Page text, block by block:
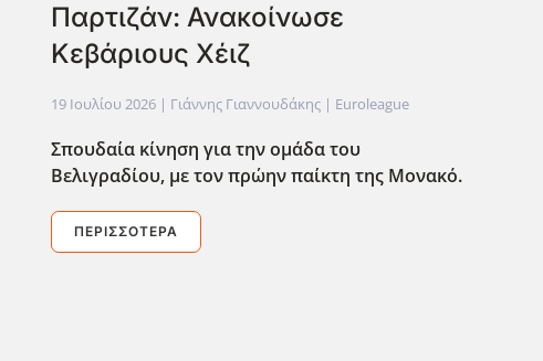
Παρτιζάν: Ανακοίνωσε
Κεβάριους Χέιζ
19 Ιουλίου 2026| Γιάννης Γιαννουδάκης | Euroleague
Σπουδαία κίνηση για την ομάδα του
Βελιγραδίου, με τον πρώην παίκτη της Μονακό.
ΠΕΡΙΣΣΌΤΕΡΑ